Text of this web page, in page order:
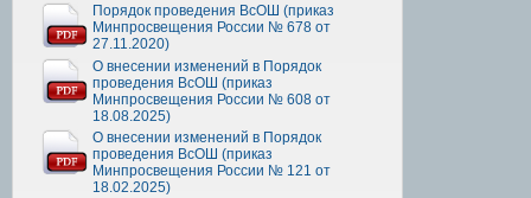
Порядок проведения ВсОШ (приказ
Минпросвещения России № 678 от
27.11.2020)
О внесении изменений в Порядок
проведения ВсОШ (приказ
Минпросвещения России № 608 от
18.08.2025)
О внесении изменений в Порядок
проведения ВсОШ (приказ
Минпросвещения России № 121 от
18.02.2025)